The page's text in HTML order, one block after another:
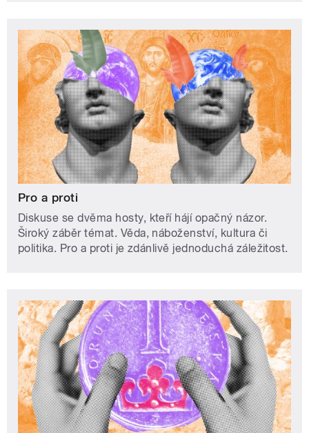
Pro a proti
Diskuse se dvěma hosty, kteří hájí opačný názor.
Široký záběr témat. Věda, náboženství, kultura či
politika. Pro a proti je zdánlivě jednoduchá záležitost.